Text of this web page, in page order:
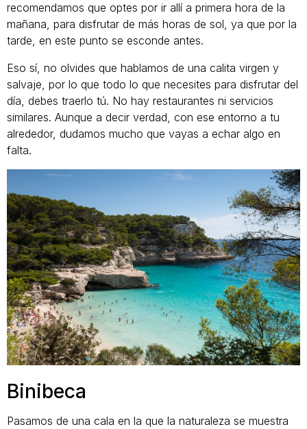
recomendamos que optes por ir allí a primera hora de la
mañana, para disfrutar de más horas de sol, ya que por la
tarde, en este punto se esconde antes.
Eso sí, no olvides que hablamos de una calita virgen y
salvaje, por lo que todo lo que necesites para disfrutar del
día, debes traerlo tú. No hay restaurantes ni servicios
similares. Aunque a decir verdad, con ese entorno a tu
alrededor, dudamos mucho que vayas a echar algo en
falta.
Binibeca
Pasamos de una cala en la que la naturaleza se muestra